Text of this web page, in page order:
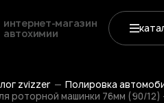
интернет-магазин
автохимии
zvizzer Полировка
роторной машинки 76мм (90/